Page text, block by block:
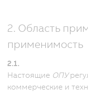
2. Область
применимость
2.1.
Настоящие ОПУ
коммерческие и